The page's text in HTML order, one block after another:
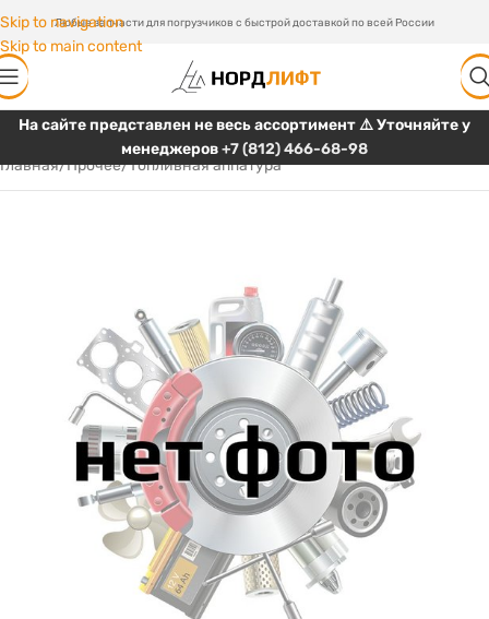
Skip to navigation
Skip to main content
Любые запчасти для погрузчиков с быстрой доставкой по всей России
На сайте представлен не весь ассортимент ⚠️ Уточняйте у
менеджеров+7 (812) 466-68-98
Главная/Прочее/Топливная аппатура